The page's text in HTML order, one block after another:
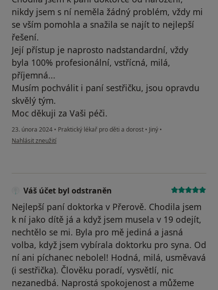
nikdy jsem s ní neměla žádný problém, vždy mi
se vším pomohla a snažila se najít to nejlepší
řešení.
Její přístup je naprosto nadstandardní, vždy
byla 100% profesionální, vstřícná, milá,
příjemná...
Musím pochválit i paní sestřičku, jsou opravdu
skvělý tým.
Moc děkuji za Vaši péči.
23. února 2024 • Praktický lékař pro děti a dorost • Jiný •
podle názoru uživatele Daniela Krčálová
Nahlásit zneužití
Váš účet byl odstraněn
Nejlepší paní doktorka v Přerově. Chodila jsem
k ní jako dítě já a když jsem musela v 19 odejít,
nechtělo se mi. Byla pro mě jediná a jasná
volba, když jsem vybírala doktorku pro syna. Od
ní ani píchanec nebolel! Hodná, milá, usměvavá
(i sestřička). Člověku poradí, vysvětlí, nic
nezanedbá. Naprostá spokojenost a můžeme